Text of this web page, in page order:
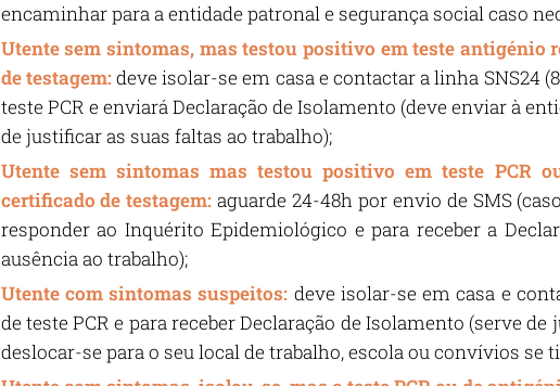
encaminhar para a entidade patronal e segurança social caso
Utentesem sintomas, mas testou positivo em teste antigénio
de testagem:deve isolar-se em casa e contactar a linha SNS24
teste PCR e enviará Declaração de Isolamento (deve enviar à
de justificar as suas faltas ao trabalho);
Utentesem sintomas mas testou positivo em teste PCR
certificado de testagem: aguarde 24-48h por envio de SMS
responder ao Inquérito Epidemiológico e para receber a
ausência ao trabalho);
Utente com sintomas suspeitos: deve isolar-se em casa e
de teste PCR e para receber Declaração de Isolamento (serve
deslocar-se para o seu local de trabalho, escola ou convívios se